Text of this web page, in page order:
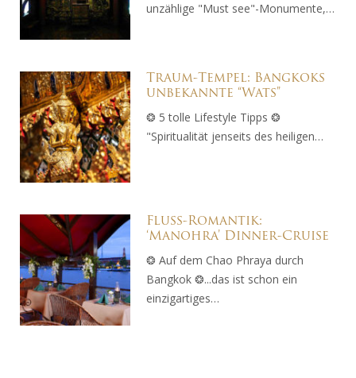
unzählige "Must see"-Monumente,…
Traum-Tempel: Bangkoks
unbekannte “Wats”
❂ 5 tolle Lifestyle Tipps ❂
"Spiritualität jenseits des heiligen…
Fluss-Romantik:
‘Manohra’ Dinner-Cruise
❂ Auf dem Chao Phraya durch
Bangkok ❂...das ist schon ein
einzigartiges…